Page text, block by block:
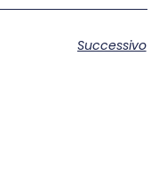
Successivo